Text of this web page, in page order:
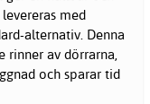
med
alternativ. Denna
rinner av dörrarna,
och sparar tid